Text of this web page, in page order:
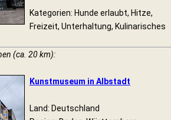
Kategorien: Hunde erlaubt, Hitze,
Freizeit, Unterhaltung, Kulinarisches
(ca. 20 km):
Kunstmuseum in Albstadt
Land: Deutschland